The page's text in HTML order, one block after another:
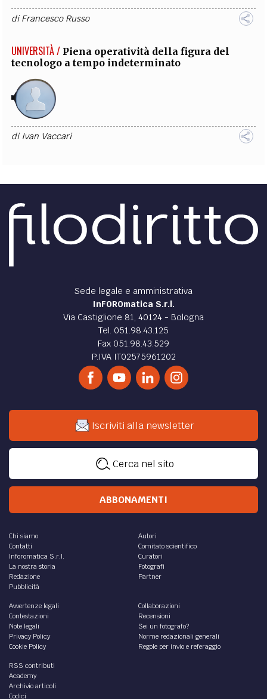
diFrancesco Russo
UNIVERSITÀ / Piena operatività della figura del
tecnologo a tempo indeterminato
di Ivan Vaccari
Sede legale e amministrativa
InFOROmatica S.r.l.
Via Castiglione 81, 40124 - Bologna
Tel. 051.98.43.125
Fax 051.98.43.529
P.IVA IT02575961202
Iscriviti alla newsletter
Cerca nel sito
ABBONAMENTI
Chi siamo
Contatti
Inforomatica S.r.l.
La nostra storia
Redazione
Pubblicità
Autori
Comitato scientifico
Curatori
Fotografi
Partner
Avvertenze legali
Contestazioni
Note legali
Privacy Policy
Cookie Policy
Collaborazioni
Recensioni
Sei un fotografo?
Norme redazionali generali
Regole per invio e referaggio
RSS contributi
Academy
Archivio articoli
Codici